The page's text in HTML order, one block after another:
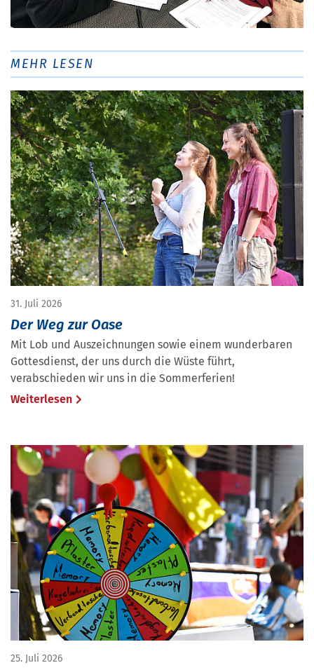
MEHR LESEN
31. Juli 2026
Der Weg zur Oase
Mit Lob und Auszeichnungen sowie einem wunderbaren
Gottesdienst, der uns durch die Wüste führt,
verabschieden wir uns in die Sommerferien!
Weiterlesen
25. Juli 2026